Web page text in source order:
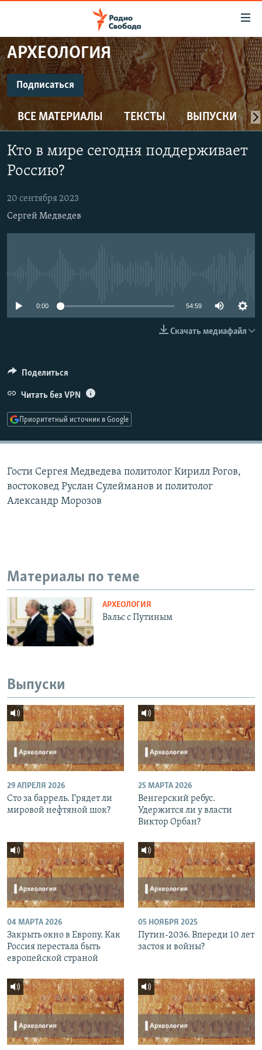
упрощенного
доступа
Вернуться
основному
содержанию
Вернутся
главной
Вернутся
поиску
ПРОГРАММЫ
ПОДКАСТЫ
АВТОРСКИЕ ПРОЕКТЫ
ЦИТАТЫ СВОБОДЫ
МНЕНИЯ
КУЛЬТУРА
КАВКАЗ.РЕАЛИИ
СЕВЕР.РЕАЛИИ
АРХЕОЛОГИЯ
Подписаться
ПОДПИСАТЬСЯ
ВСЕ МАТЕРИАЛЫ ТЕКСТЫ ВЫПУСКИ
Кто в мире сегодня поддерживает
Россию?
20 сентября 2023
Сергей Медведев
0:00 54:59
Скачать медиафайл
Поделиться
Читать без VPN
Приоритетный источник в Google
Гости Сергея Медведева политолог Кирилл Рогов,
востоковед Руслан Сулейманов и политолог
Александр Морозов
Материалы по теме
АРХЕОЛОГИЯ
Вальс с Путиным
Выпуски
29 АПРЕЛЯ 2026
Сто за баррель. Грядет ли
мировой нефтяной шок?
25 МАРТА 2026
Венгерский ребус.
Удержится ли у власти
Виктор Орбан?
04 МАРТА 2026
Закрыть окно в Европу. Как
Россия перестала быть
европейской страной
05 НОЯБРЯ 2025
Путин-2036. Впереди 10 лет
застоя и войны?